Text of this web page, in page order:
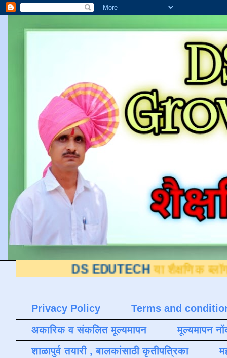
DS EDUTECH या शैक्षणिक ब्लॉगवर आपले
Privacy Policy
Terms and
अकारिक व संकलित मूल्यमापन
मूल्यमापन
शाळापुर्व तयारी , बालकांसाठी कृतीपत्रिका